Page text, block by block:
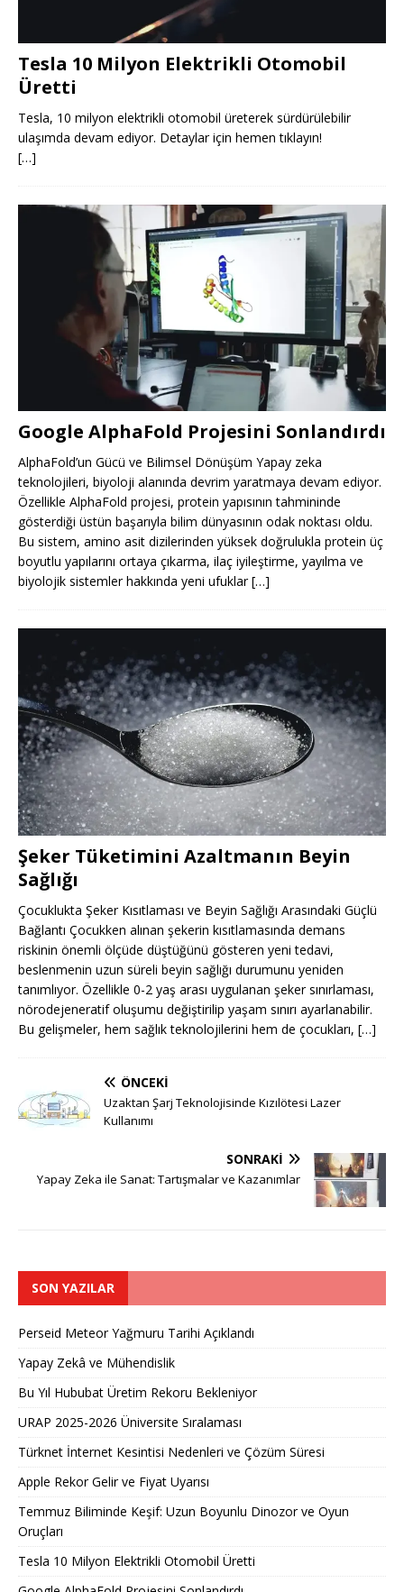
Tesla 10 Milyon Elektrikli Otomobil
Üretti
Tesla, 10 milyon elektrikli otomobil üreterek sürdürülebilir
ulaşımda devam ediyor. Detaylar için hemen tıklayın!
[…]
Google AlphaFold Projesini Sonlandırdı
AlphaFold’un Gücü ve Bilimsel Dönüşüm Yapay zeka
teknolojileri, biyoloji alanında devrim yaratmaya devam ediyor.
Özellikle AlphaFold projesi, protein yapısının tahmininde
gösterdiği üstün başarıyla bilim dünyasının odak noktası oldu.
Bu sistem, amino asit dizilerinden yüksek doğrulukla protein üç
boyutlu yapılarını ortaya çıkarma, ilaç iyileştirme, yayılma ve
biyolojik sistemler hakkında yeni ufuklar[…]
Şeker Tüketimini Azaltmanın Beyin
Sağlığı
Çocuklukta Şeker Kısıtlaması ve Beyin Sağlığı Arasındaki Güçlü
Bağlantı Çocukken alınan şekerin kısıtlamasında demans
riskinin önemli ölçüde düştüğünü gösteren yeni tedavi,
beslenmenin uzun süreli beyin sağlığı durumunu yeniden
tanımlıyor. Özellikle 0-2 yaş arası uygulanan şeker sınırlaması,
nörodejeneratif oluşumu değiştirilip yaşam sınırı ayarlanabilir.
Bu gelişmeler, hem sağlık teknolojilerini hem de çocukları, […]
ÖNCEKI
Uzaktan Şarj Teknolojisinde Kızılötesi Lazer
Kullanımı
SONRAKI
Yapay Zeka ile Sanat: Tartışmalar ve Kazanımlar
SON YAZILAR
Perseid Meteor Yağmuru Tarihi Açıklandı
Yapay Zekâ ve Mühendislik
Bu Yıl Hububat Üretim Rekoru Bekleniyor
URAP 2025-2026 Üniversite Sıralaması
Türknet İnternet Kesintisi Nedenleri ve Çözüm Süresi
Apple Rekor Gelir ve Fiyat Uyarısı
Temmuz Biliminde Keşif: Uzun Boyunlu Dinozor ve Oyun
Oruçları
Tesla 10 Milyon Elektrikli Otomobil Üretti